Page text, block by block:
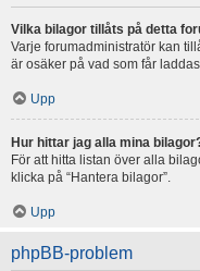
Vilka bilagor tillåts på detta
Varje forumadministratör kan
är osäker på vad som får
Upp
Hur hittar jag alla mina
För att hitta listan över alla
klicka på “Hantera bilagor”.
Upp
phpBB-problem